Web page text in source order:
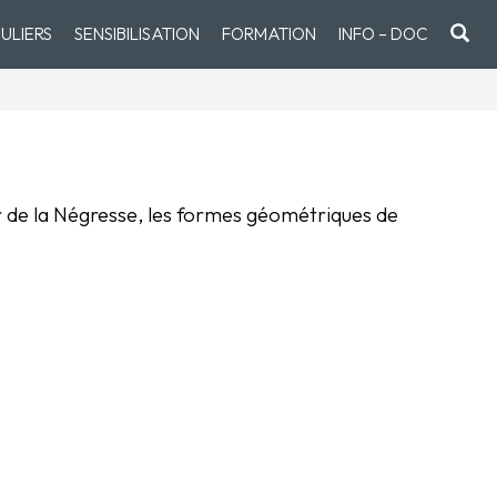
SENSIBILISATION FORMATION INFO – DOC
la Négresse, les formes géométriques de